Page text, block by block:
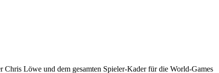
Löwe und dem gesamten Spieler-Kader für die World-Games